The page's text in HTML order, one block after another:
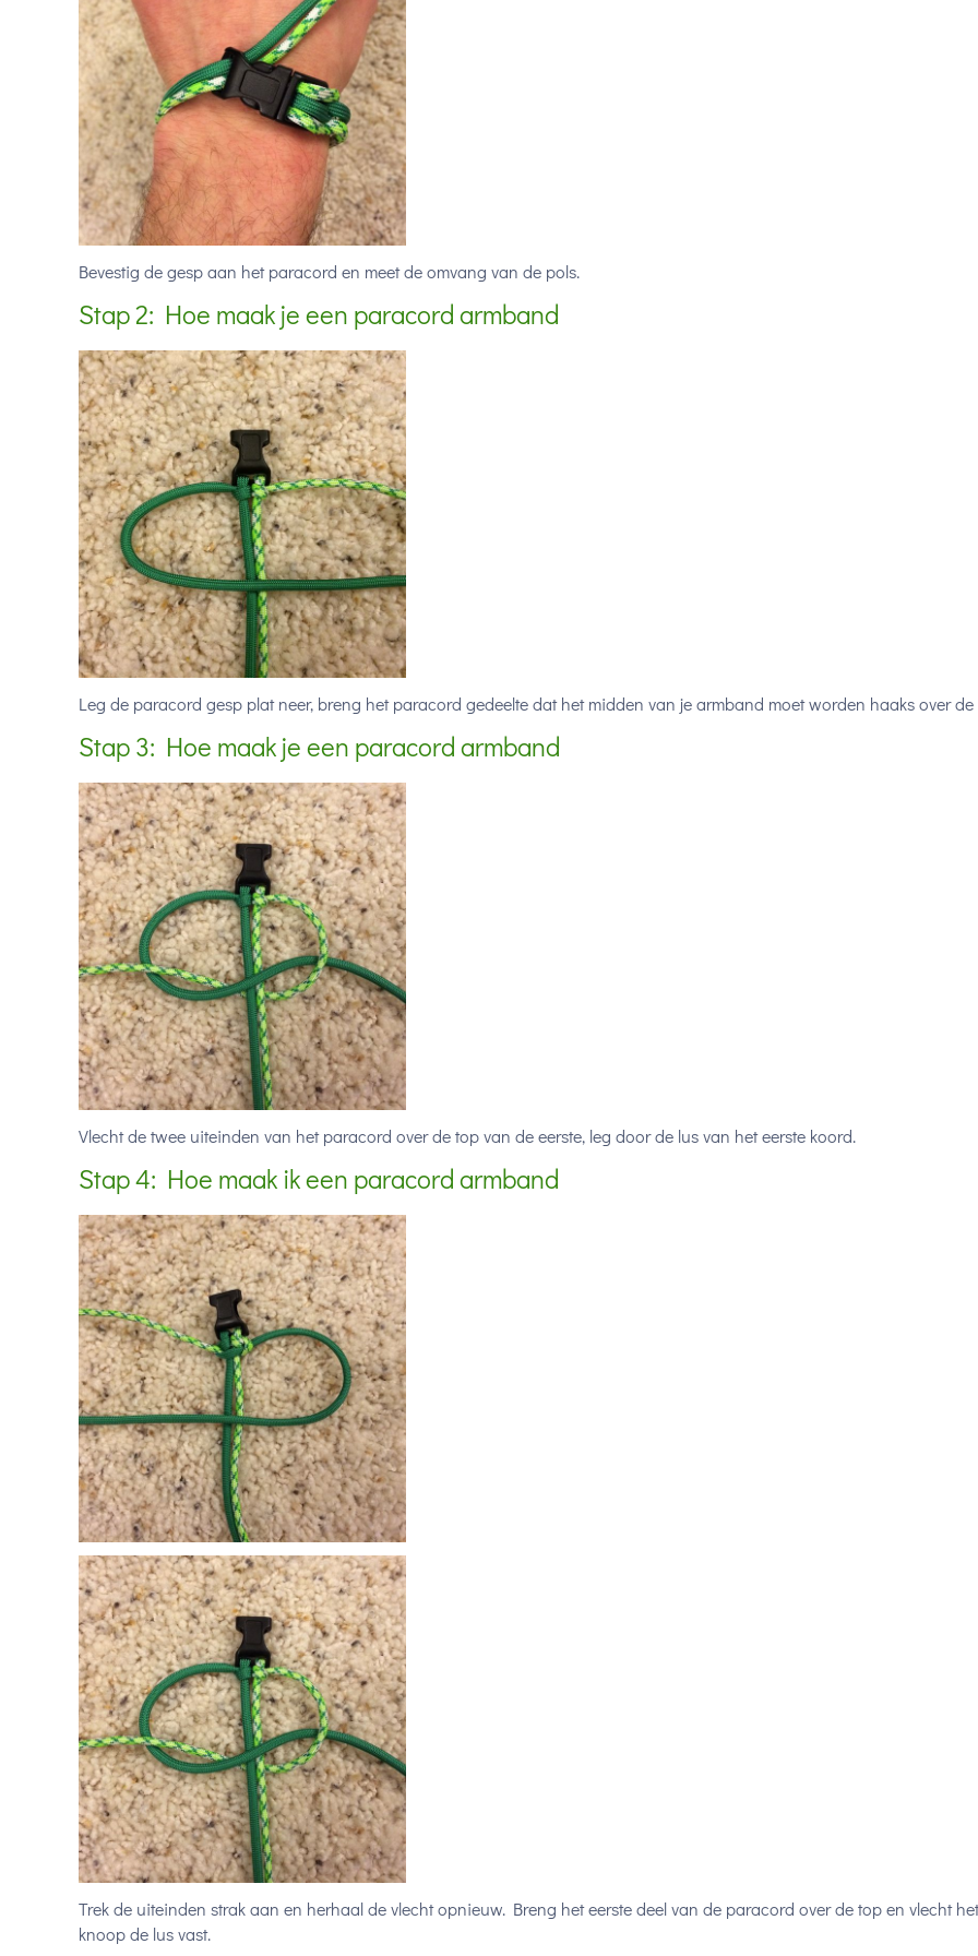
Bevestig de gesp aan het paracord en meet de omvang van de pols.
Stap 2: Hoe maak je een paracord armband
Leg de paracord gesp plat neer, breng het paracord gedeelte dat het midden van je armband moet worden haaks over de
Stap 3: Hoe maak je een paracord armband
Vlecht de twee uiteinden van het paracord over de top van de eerste, leg door de lus van het eerste koord.
Stap 4: Hoe maak ik een paracord armband
Trek de uiteinden strak aan en herhaal de vlecht opnieuw. Breng het eerste deel van de paracord over de top en vlecht
knoop de lus vast.